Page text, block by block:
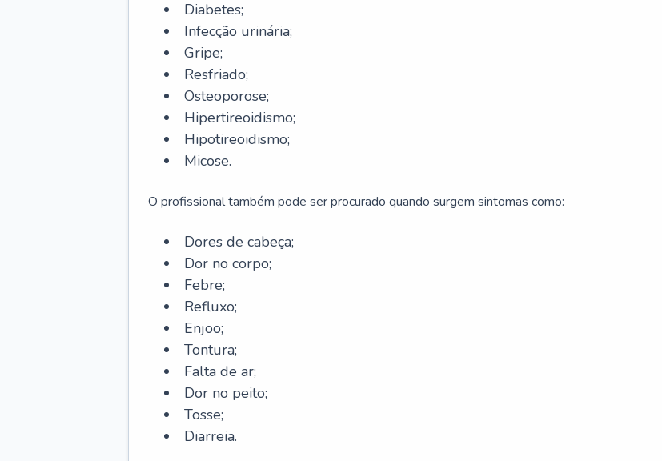
Diabetes;
Infecção urinária;
Gripe;
Resfriado;
Osteoporose;
Hipertireoidismo;
Hipotireoidismo;
Micose.
O profissional também pode ser procurado quando surgem sintomas como:
Dores de cabeça;
Dor no corpo;
Febre;
Refluxo;
Enjoo;
Tontura;
Falta de ar;
Dor no peito;
Tosse;
Diarreia.